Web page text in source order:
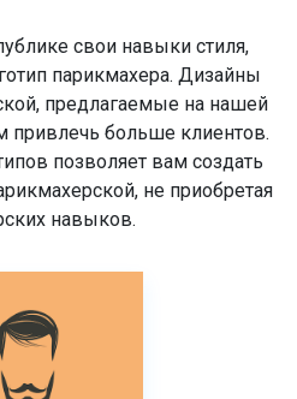
свои навыки стиля,
парикмахера. Дизайны
предлагаемые на нашей
привлечь больше клиентов.
позволяет вам создать
не приобретая
навыков.